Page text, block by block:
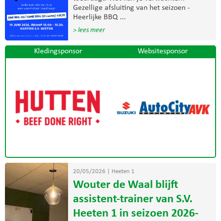
Gezellige afsluiting van het seizoen -
Heerlijke BBQ ...
> lees meer
Kledingsponsor Websitesponsor
20/05/2026 Heeten 1
Wouter de Waal blijft
assistent-trainer van S.V.
Heeten 1 in seizoen 2026-